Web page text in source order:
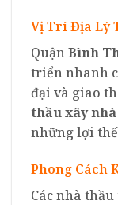
Vị Trí Địa Lý
QuậnBình
triển nhanh
đại và giao
thầu xây nhà
những lợi
Phong Cách
Các nhà